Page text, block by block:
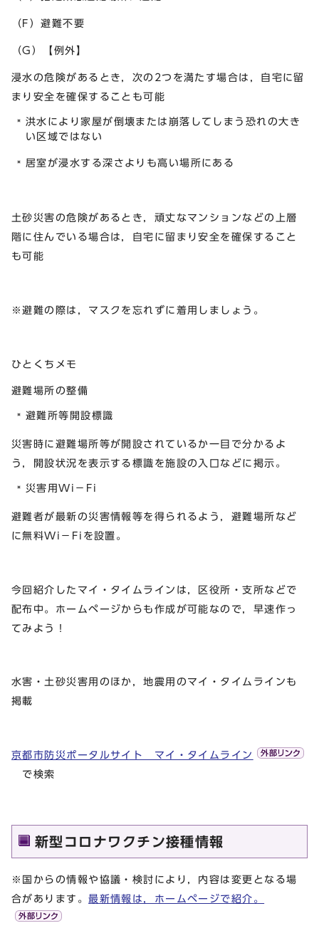
（F）避難不要
（G）【例外】
浸水の危険があるとき，次の2つを満たす場合は，自宅に留
まり安全を確保することも可能
洪水により家屋が倒壊または崩落してしまう恐れの大き
い区域ではない
居室が浸水する深さよりも高い場所にある
土砂災害の危険があるとき，頑丈なマンションなどの上層
階に住んでいる場合は，自宅に留まり安全を確保すること
も可能
※避難の際は，マスクを忘れずに着用しましょう。
ひとくちメモ
避難場所の整備
避難所等開設標識
災害時に避難場所等が開設されているか一目で分かるよ
う，開設状況を表示する標識を施設の入口などに掲示。
災害用Wi－Fi
避難者が最新の災害情報等を得られるよう，避難場所など
に無料Wi－Fiを設置。
今回紹介したマイ・タイムラインは，区役所・支所などで
配布中。ホームページからも作成が可能なので，早速作っ
てみよう！
水害・土砂災害用のほか，地震用のマイ・タイムラインも
掲載
京都市防災ポータルサイト マイ・タイムライン
で検索
新型コロナワクチン接種情報
※国からの情報や協議・検討により，内容は変更となる場
合があります。最新情報は，ホームページで紹介。